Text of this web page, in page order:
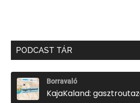
PODCAST TÁR
Borravaló
KajaKaland: